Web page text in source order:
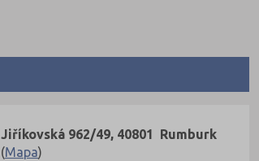
Jiříkovská 962/49, 40801 Rumburk
(Mapa)